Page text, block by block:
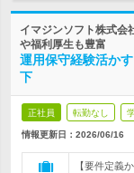
イマジンソフト株式会
や福利厚生も豊富
運用保守経験活か
下
正社員 転勤なし
情報更新日：2026/06/16
【要件定義